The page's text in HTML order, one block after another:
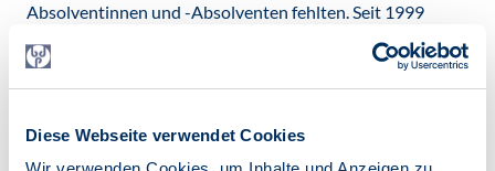
Diese Webseite verwendet Cookies
Absolventinnen und -Absolventen fehlten. Seit 1999
Akademikern eine postgraduale Ausbildung absolviert, die
massive Regelungsdefizite beinhaltete. Als Verbände
Psychotherapeutengesetzes gemeinsam für eine Novel-
lierung, um dieses Defizit zu schließen. Zwar wurden